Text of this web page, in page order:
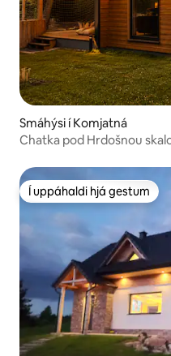
Smáhýsi í Komjatná
Chatka pod Hrdošnou
Í uppáhaldi hjá gestum
Í uppáhaldi hjá gestum